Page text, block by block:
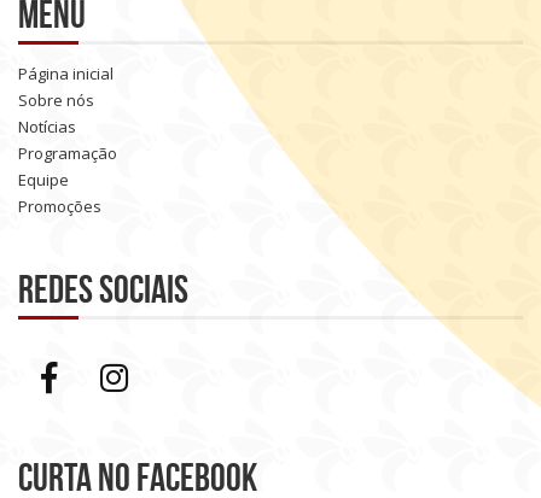
Menu
Página inicial
Sobre nós
Notícias
Programação
Equipe
Promoções
Redes sociais
Curta no Facebook